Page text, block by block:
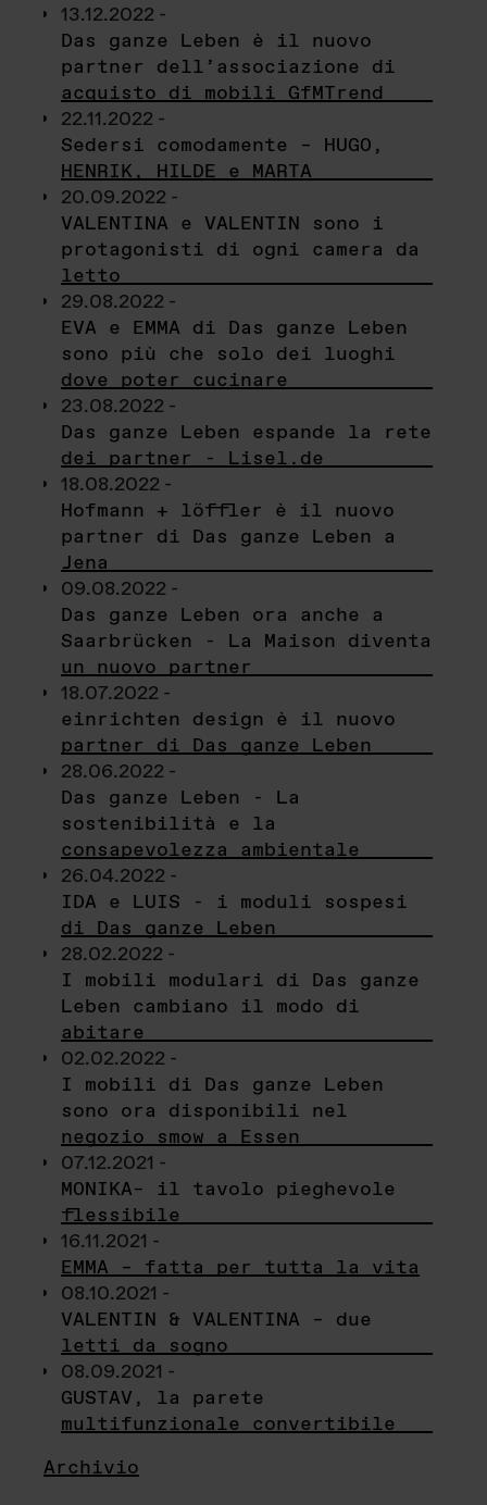
13.12.2022 -
Das ganze Leben è il nuovo
partner dell’associazione di
acquisto di mobili GfMTrend
22.11.2022 -
Sedersi comodamente – HUGO,
HENRIK, HILDE e MARTA
20.09.2022 -
VALENTINA e VALENTIN sono i
protagonisti di ogni camera da
letto
29.08.2022 -
EVA e EMMA di Das ganze Leben
sono più che solo dei luoghi
dove poter cucinare
23.08.2022 -
Das ganze Leben espande la rete
dei partner - Lisel.de
18.08.2022 -
Hofmann + löffler è il nuovo
partner di Das ganze Leben a
Jena
09.08.2022 -
Das ganze Leben ora anche a
Saarbrücken - La Maison diventa
un nuovo partner
18.07.2022 -
einrichten design è il nuovo
partner di Das ganze Leben
28.06.2022 -
Das ganze Leben - La
sostenibilità e la
consapevolezza ambientale
26.04.2022 -
IDA e LUIS - i moduli sospesi
di Das ganze Leben
28.02.2022 -
I mobili modulari di Das ganze
Leben cambiano il modo di
abitare
02.02.2022 -
I mobili di Das ganze Leben
sono ora disponibili nel
negozio smow a Essen
07.12.2021 -
MONIKA– il tavolo pieghevole
flessibile
16.11.2021 -
EMMA – fatta per tutta la vita
08.10.2021 -
VALENTIN & VALENTINA – due
letti da sogno
08.09.2021 -
GUSTAV, la parete
multifunzionale convertibile
Archivio